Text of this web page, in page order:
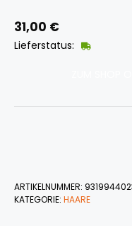
31,00 €
Lieferstatus:
ARTIKELNUMMER:
KATEGORIE: HAARE